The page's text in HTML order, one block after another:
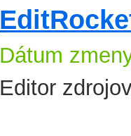
Dátum
Editor